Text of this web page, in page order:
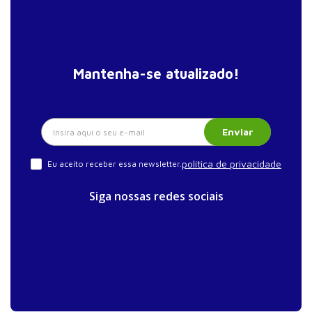
Mantenha-se atualizado!
Enviar
Eu aceito receber essa newsletter.política de privacidade
Siga nossas redes sociais